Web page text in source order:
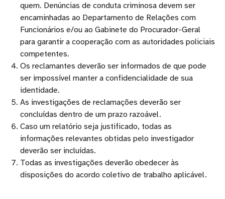
quem. Denúncias de conduta criminosa devem ser
encaminhadas ao Departamento de Relações com
Funcionários e/ou ao Gabinete do Procurador-Geral
para garantir a cooperação com as autoridades policiais
competentes.
Os reclamantes deverão ser informados de que pode
ser impossível manter a confidencialidade de sua
identidade.
As investigações de reclamações deverão ser
concluídas dentro de um prazo razoável.
Caso um relatório seja justificado, todas as
informações relevantes obtidas pelo investigador
deverão ser incluídas.
Todas as investigações deverão obedecer às
disposições do acordo coletivo de trabalho aplicável.